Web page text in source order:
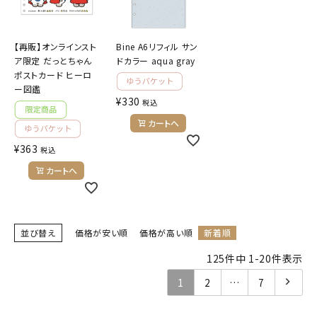
【再販】オンラインスト
ア限定 だっとちゃん
ポストカード ヒーロ
ー図鑑
¥363 税込
カートへ
Bine A6リフィル サン
ドカラー aqua gray
¥330 税込
カートへ
並び替え 価格が安い順 価格が高い順 新着順
125件中 1 -20件表示
1
2 … 7